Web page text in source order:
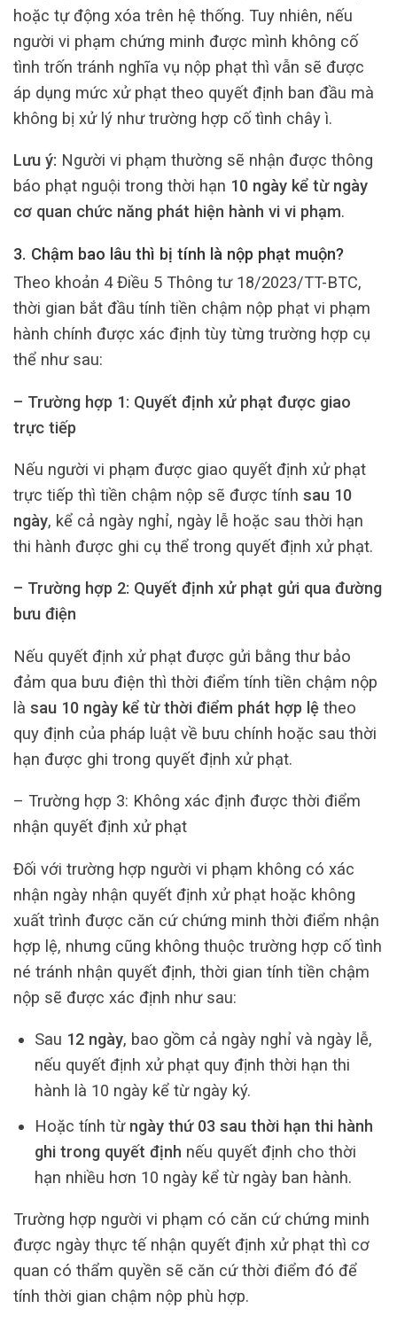
hoặc tự động xóa trên hệ thống. Tuy nhiên, nếu
người vi phạm chứng minh được mình không cố
tình trốn tránh nghĩa vụ nộp phạt thì vẫn sẽ được
áp dụng mức xử phạt theo quyết định ban đầu mà
không bị xử lý như trường hợp cố tình chây ì.
Lưu ý: Người vi phạm thường sẽ nhận được thông
báo phạt nguội trong thời hạn 10 ngày kể từ ngày
cơ quan chức năng phát hiện hành vi vi phạm.
3. Chậm bao lâu thì bị tính là nộp phạt muộn?
Theo khoản 4 Điều 5 Thông tư 18/2023/TT-BTC,
thời gian bắt đầu tính tiền chậm nộp phạt vi phạm
hành chính được xác định tùy từng trường hợp cụ
thể như sau:
– Trường hợp 1: Quyết định xử phạt được giao
trực tiếp
Nếu người vi phạm được giao quyết định xử phạt
trực tiếp thì tiền chậm nộp sẽ được tính sau 10
ngày, kể cả ngày nghỉ, ngày lễ hoặc sau thời hạn
thi hành được ghi cụ thể trong quyết định xử phạt.
– Trường hợp 2: Quyết định xử phạt gửi qua đường
bưu điện
Nếu quyết định xử phạt được gửi bằng thư bảo
đảm qua bưu điện thì thời điểm tính tiền chậm nộp
là sau 10 ngày kể từ thời điểm phát hợp lệ theo
quy định của pháp luật về bưu chính hoặc sau thời
hạn được ghi trong quyết định xử phạt.
– Trường hợp 3: Không xác định được thời điểm
nhận quyết định xử phạt
Đối với trường hợp người vi phạm không có xác
nhận ngày nhận quyết định xử phạt hoặc không
xuất trình được căn cứ chứng minh thời điểm nhận
hợp lệ, nhưng cũng không thuộc trường hợp cố tình
né tránh nhận quyết định, thời gian tính tiền chậm
nộp sẽ được xác định như sau:
Sau 12 ngày, bao gồm cả ngày nghỉ và ngày lễ,
nếu quyết định xử phạt quy định thời hạn thi
hành là 10 ngày kể từ ngày ký.
Hoặc tính từ ngày thứ 03 sau thời hạn thi hành
ghi trong quyết định nếu quyết định cho thời
hạn nhiều hơn 10 ngày kể từ ngày ban hành.
Trường hợp người vi phạm có căn cứ chứng minh
được ngày thực tế nhận quyết định xử phạt thì cơ
quan có thẩm quyền sẽ căn cứ thời điểm đó để
tính thời gian chậm nộp phù hợp.